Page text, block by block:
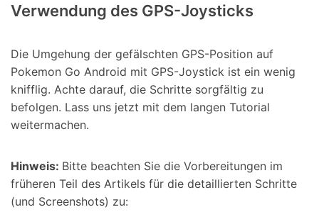
Verwendung des GPS-Joysticks
Die Umgehung der gefälschten GPS-Position auf
Pokemon Go Android mit GPS-Joystick ist ein wenig
knifflig. Achte darauf, die Schritte sorgfältig zu
befolgen. Lass uns jetzt mit dem langen Tutorial
weitermachen.
Hinweis: Bitte beachten Sie die Vorbereitungen im
früheren Teil des Artikels für die detaillierten Schritte
(und Screenshots) zu: